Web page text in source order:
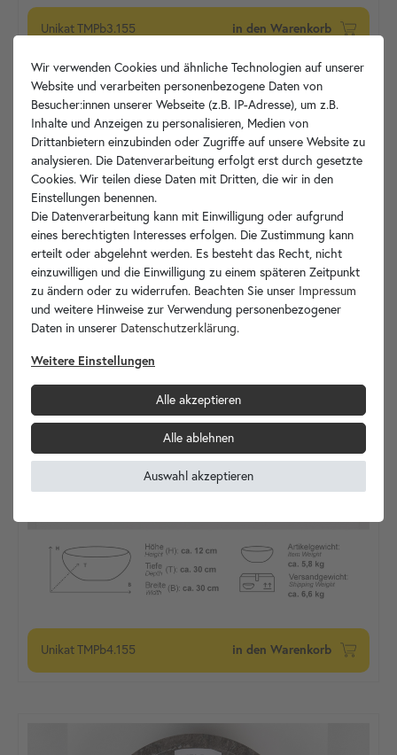
UnikatTMPb3.155 in den Warenkorb
UnikatTMPb4.155 in den Warenkorb
Wir verwenden Cookies und ähnliche Technologien auf unserer
Website und verarbeiten personenbezogene Daten von
Besucher:innen unserer Webseite (z.B. IP-Adresse), um z.B.
Inhalte und Anzeigen zu personalisieren, Medien von
Drittanbietern einzubinden oder Zugriffe auf unsere Website zu
analysieren. Die Datenverarbeitung erfolgt erst durch gesetzte
Cookies. Wir teilen diese Daten mit Dritten, die wir in den
Einstellungen benennen.
Die Datenverarbeitung kann mit Einwilligung oder aufgrund
eines berechtigten Interesses erfolgen. Die Zustimmung kann
erteilt oder abgelehnt werden. Es besteht das Recht, nicht
einzuwilligen und die Einwilligung zu einem späteren Zeitpunkt
zu ändern oder zu widerrufen. Beachten Sie unser Impressum
und weitere Hinweise zur Verwendung personenbezogener
Daten in unserer Daten­schutz­erklärung.
Weitere Einstellungen
Alle akzeptieren
Alle ablehnen
Auswahl akzeptieren